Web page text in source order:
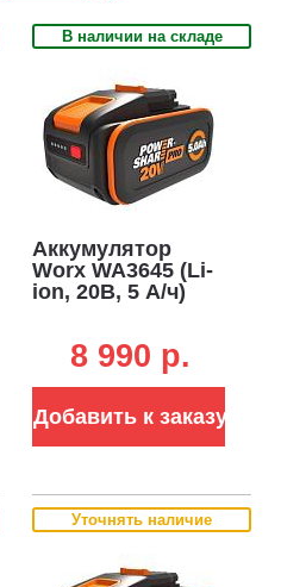
В наличии на складе
Аккумулятор
Worx WA3645 (Li-
ion, 20В, 5 А/ч)
8 990 p.
Добавить к заказу
Уточнять наличие